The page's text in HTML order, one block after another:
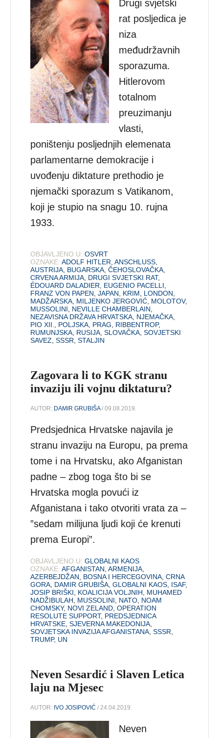
Drugi svjetski
rat posljedica je
niza
međudržavnih
sporazuma.
Hitlerovom
totalnom
preuzimanju
vlasti,
poništenju posljednjih elemenata
parlamentarne demokracije i
uvođenju diktature prethodio je
njemački sporazum s Vatikanom,
koji je stupio na snagu 10. rujna
1933.
OBJAVLJENO U: OSVRT
OZNAKE: ADOLF HITLER ,ANSCHLUSS
AUSTRIJA BUGARSKA ,ČEHOSLOVAČKA
CRVENA ARMIJA DRUGI SVJETSKI RAT,
ÉDOUARD DALADIER
EUGENIO PACELLI
FRANZ VON PAPEN ,JAPAN KRIM LONDON
MADŽARSKA MILJENKO JERGOVIĆ MOLOTOV,
MUSSOLINI
NEVILLE CHAMBERLAIN
NEZAVISNA DRŽAVA HRVATSKA NJEMAČKA
PIO XII.
POLJSKA PRAG RIBBENTROP,
RUMUNJSKA RUSIJA ,SLOVAČKA ,SOVJETSKI
SAVEZ ,SSSR ,STALJIN
Zagovara li to KGK stranu
invaziju ili vojnu diktaturu?
AUTOR: DAMIR GRUBIŠA/ 09.08.2019.
Predsjednica Hrvatske najavila je
stranu invaziju na Europu, pa prema
tome i na Hrvatsku, ako Afganistan
padne – zbog toga što bi se
Hrvatska mogla povući iz
Afganistana i tako otvoriti vrata za –
”sedam milijuna ljudi koji će krenuti
prema Europi”.
OBJAVLJENO U: GLOBALNI KAOS
OZNAKE: AFGANISTAN ,ARMENIJA
AZERBEJDŽAN
BOSNA I HERCEGOVINA ,CRNA
GORA DAMIR GRUBIŠA ,GLOBALNI KAOS ISAF,
JOSIP BRIŠKI
KOALICIJA VOLJNIH
MUHAMED
NADŽIBULAH
MUSSOLINI NATO NOAM
CHOMSKY, NOVI ZELAND ,OPERATION
RESOLUTE SUPPORT, PREDSJEDNICA
HRVATSKE ,SJEVERNA MAKEDONIJA
SOVJETSKA INVAZIJA AFGANISTANA ,SSSR
TRUMP, UN
Neven Sesardić i Slaven Letica
laju na Mjesec
AUTOR: IVO JOSIPOVIĆ / 24.04.2019.
Neven